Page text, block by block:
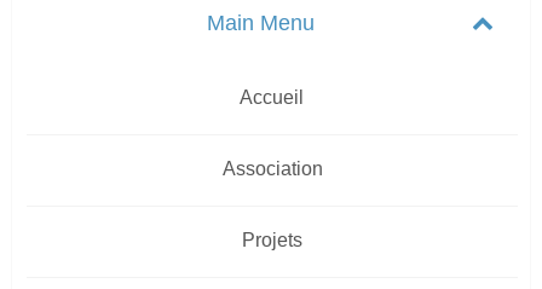
Accueil
Association
Projets